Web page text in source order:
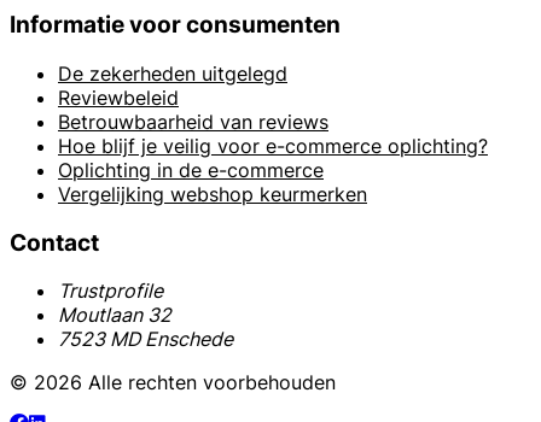
Informatie voor consumenten
De zekerheden uitgelegd
Reviewbeleid
Betrouwbaarheid van reviews
Hoe blijf je veilig voor e-commerce oplichting?
Oplichting in de e-commerce
Vergelijking webshop keurmerken
Contact
Trustprofile
Moutlaan 32
7523 MD Enschede
© 2026 Alle rechten voorbehouden